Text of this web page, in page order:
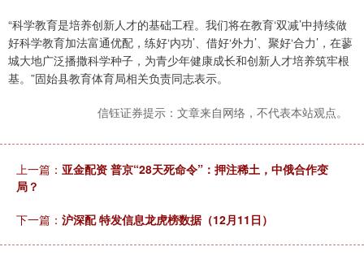
“科学教育是培养创新人才的基础工程。我们将在教育‘双减’中持续做
好科学教育加法富通优配，练好‘内功’、借好‘外力’、聚好‘合力’，在蓼
城大地广泛播撒科学种子，为青少年健康成长和创新人才培养筑牢根
基。”固始县教育体育局相关负责同志表示。
信钰证券提示：文章来自网络，不代表本站观点。
上一篇： 亚金配资 普京“28天死命令”：押注稀土，中俄合作变
局？
下一篇： 沪深配 特发信息龙虎榜数据（12月11日）